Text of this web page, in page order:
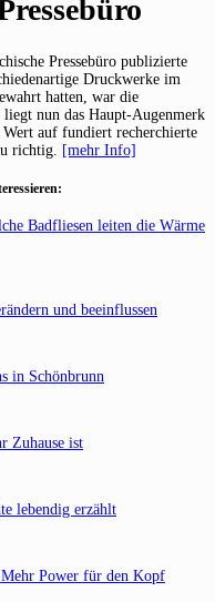
Pressebüro publizierte
Druckwerke im
hatten, war die
liegt nun das Haupt-Augenmerk
auf fundiert recherchierte
richtig. [mehr Info]
Badfliesen leiten die Wärme
und beeinflussen
in Schönbrunn
Zuhause ist
lebendig erzählt
Power für den Kopf